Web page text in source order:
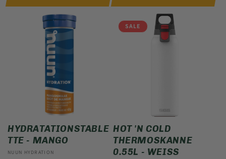
HYDRATATIONSTABLE
TTE - MANGO
Anbieter:
NUUN HYDRATION
SALE
HOT 'N COLD
THERMOSKANNE
0.55L - WEISS